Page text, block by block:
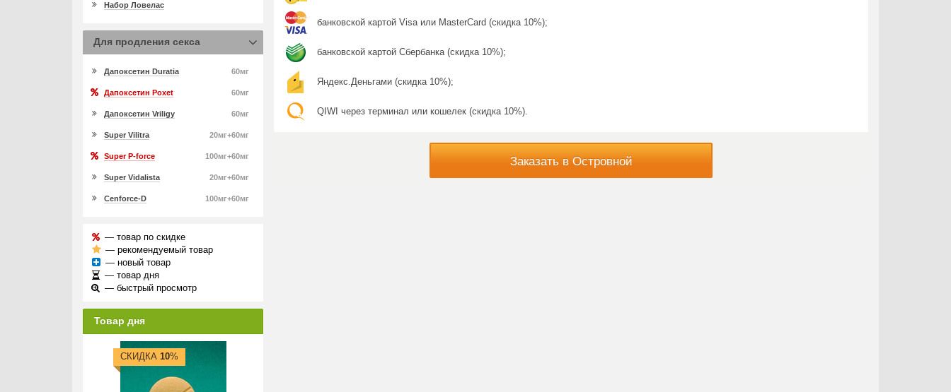
банковской картой Visa или MasterCard (скидка 10%);
банковской картой Сбербанка (скидка 10%);
Яндекс.Деньгами (скидка 10%);
QIWI через терминал или кошелек (скидка 10%).
Заказать в Островной
Набор Ловелас
Для продления секса
60мг
Дапоксетин Duratia
60мг
Дапоксетин Poxet
60мг
Дапоксетин Vriligy
20мг+60мг
Super Vilitra
100мг+60мг
Super P-force
20мг+60мг
Super Vidalista
100мг+60мг
Cenforce-D
— товар по скидке
— рекомендуемый товар
— новый товар
— товар дня
— быстрый просмотр
Товар дня
СКИДКА 10%